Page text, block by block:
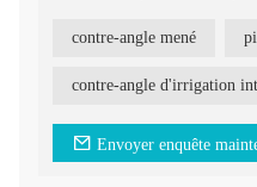
contre-angle mené
contre-angle d'irrigation
Envoyer enquête